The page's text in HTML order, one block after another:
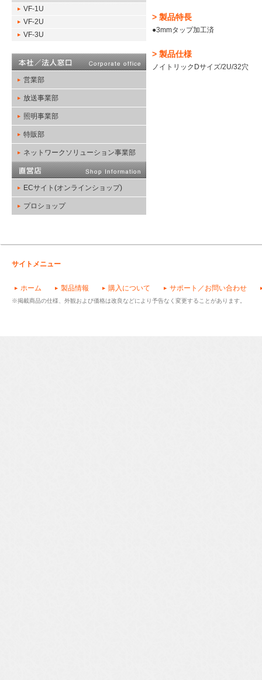
> 製品特長
●3mmタップ加工済
> 製品仕様
ノイトリックDサイズ/2U/32穴
VF-1U
VF-2U
VF-3U
営業部
放送事業部
照明事業部
特販部
ネットワークソリューション事業部
ECサイト(オンラインショップ)
プロショップ
サイトメニュー
ホーム 製品情報 購入について サポート／お問い合わせ
※掲載商品の仕様、外観および価格は改良などにより予告なく変更することがあります。